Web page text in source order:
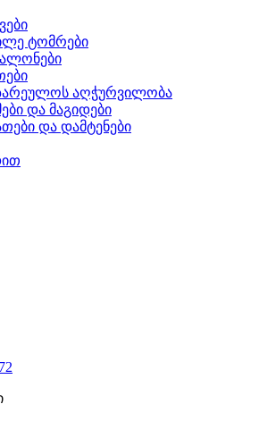
ტომრები
აღჭურვილობა
და მაგიდები
და დამტენები